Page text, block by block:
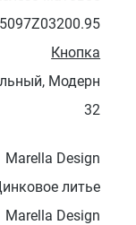
Кнопка
Модерн
32
Marella Design
литье
Marella Design